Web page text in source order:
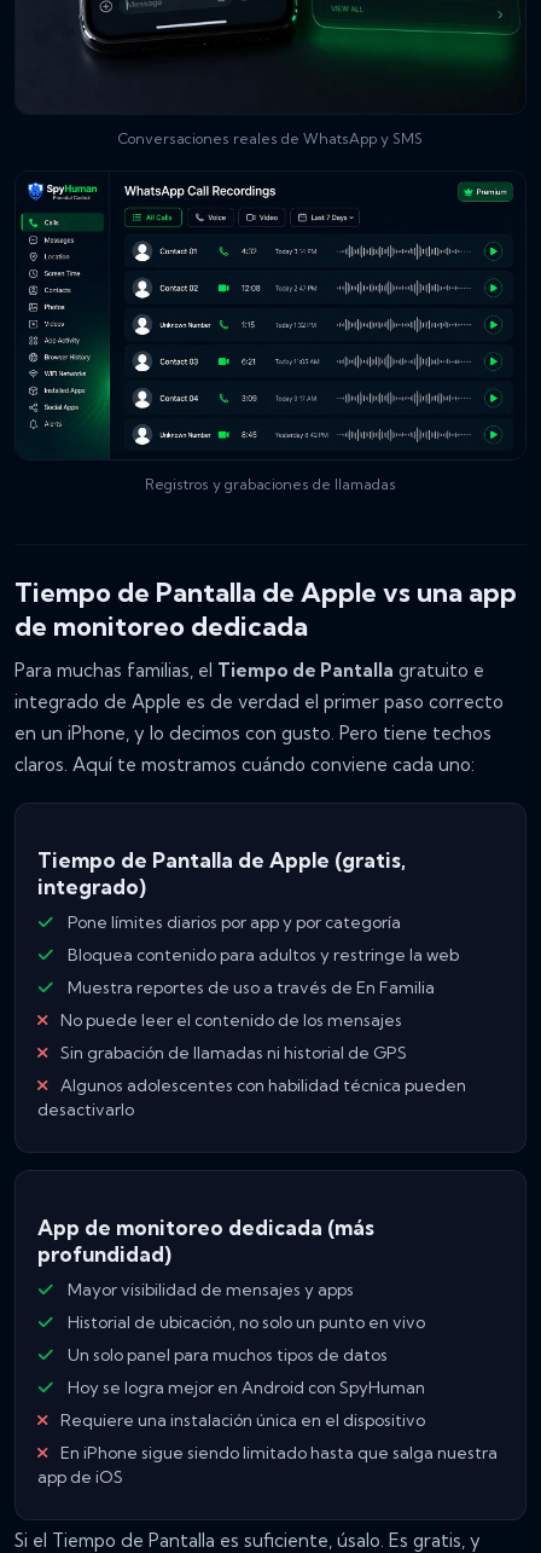
Conversaciones reales de WhatsApp y SMS
Registros y grabaciones de llamadas
Tiempo de Pantalla de Apple vs una app
de monitoreo dedicada
Para muchas familias, el Tiempo de Pantalla gratuito e
integrado de Apple es de verdad el primer paso correcto
en un iPhone, y lo decimos con gusto. Pero tiene techos
claros. Aquí te mostramos cuándo conviene cada uno:
Tiempo de Pantalla de Apple (gratis,
integrado)
Pone límites diarios por app y por categoría
Bloquea contenido para adultos y restringe la web
Muestra reportes de uso a través de En Familia
No puede leer el contenido de los mensajes
Sin grabación de llamadas ni historial de GPS
Algunos adolescentes con habilidad técnica pueden
desactivarlo
App de monitoreo dedicada (más
profundidad)
Mayor visibilidad de mensajes y apps
Historial de ubicación, no solo un punto en vivo
Un solo panel para muchos tipos de datos
Hoy se logra mejor en Android con SpyHuman
Requiere una instalación única en el dispositivo
En iPhone sigue siendo limitado hasta que salga nuestra
app de iOS
Si el Tiempo de Pantalla es suficiente, úsalo. Es gratis, y